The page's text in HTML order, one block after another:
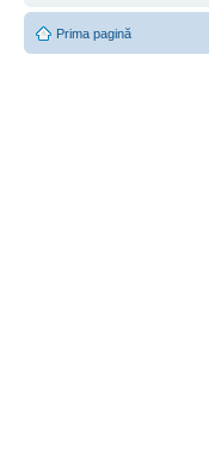
Prima pagină